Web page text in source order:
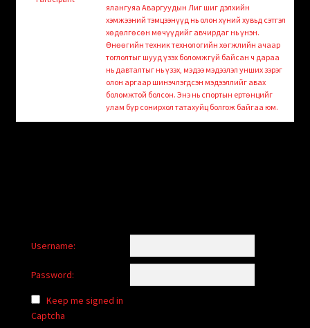
child
menu
Login/Create Account
ялангуяа Аваргуудын Лиг шиг дэлхийн
хэмжээний тэмцээнүүд нь олон хүний хувьд сэтгэл
хөдөлгөсөн мөчүүдийг авчирдаг нь үнэн.
Өнөөгийн техник технологийн хөгжлийн ачаар
тоглолтыг шууд үзэх боломжгүй байсан ч дараа
нь давталтыг нь үзэх, мэдээ мэдээлэл унших зэрэг
олон аргаар шинэчлэгдсэн мэдээллийг авах
боломжтой болсон. Энэ нь спортын ертөнцийг
улам бүр сонирхол татахуйц болгож байгаа юм.
Username:
Password:
Keep me signed in
Captcha